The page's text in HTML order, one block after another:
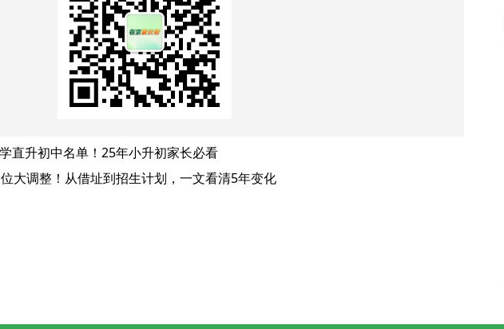
直升初中名单！25年小升初家长必看
大调整！从借址到招生计划，一文看清5年变化